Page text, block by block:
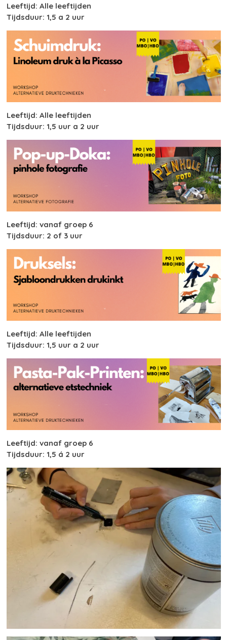
Leeftijd: Alle leeftijden
Tijdsduur: 1,5 a 2 uur
Leeftijd: Alle leeftijden
Tijdsduur: 1,5 uur a 2 uur
Leeftijd: vanaf groep 6
Tijdsduur: 2 of 3 uur
Leeftijd: Alle leeftijden
Tijdsduur: 1,5 uur a 2 uur
Leeftijd: vanaf groep 6
Tijdsduur: 1,5 á 2 uur